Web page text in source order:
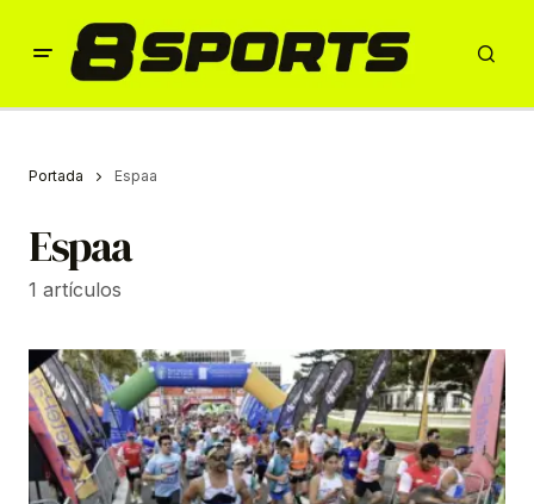
Portada Espaa
Espaa
1 artículos